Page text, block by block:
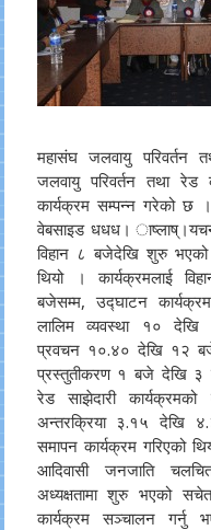
महासंघ जलवायु परिवर्तन
जलवायु परिवर्तन तथा रेड
कार्यक्रम सम्पन्न गरेको छ
वेबसाइड धधध।
विहान ८ बजेदेखि शुरु
थियो । कार्यक्रमलाई
बजेसम्म, उद्घाटन
लालिम व्यवस्था १० देखि
प्रवचन १०.४० देखि १२
प्रस्तुतीकरण १ बजे देखि ३
रेड साझेदारी कार्यक्रमको
अन्तरक्रिया ३.१५ देखि
समापन कार्यक्रम गरिएको
आदिवासी जनजाति
अध्यक्षतामा शुरु भएको
कार्यक्रम सञ्चालन गर्नु